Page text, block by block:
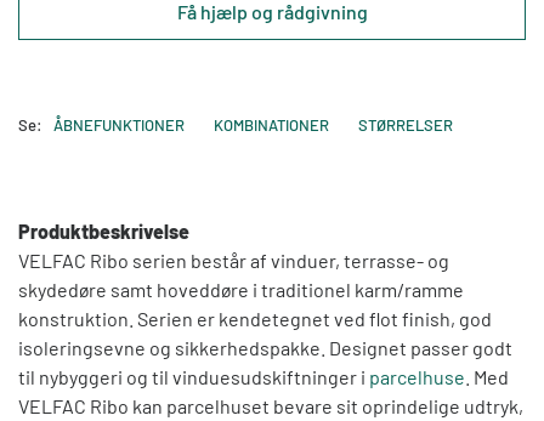
Få hjælp og rådgivning
Se: ÅBNEFUNKTIONER KOMBINATIONER STØRRELSER
Produktbeskrivelse
VELFAC Ribo serien består af vinduer, terrasse- og
skydedøre samt hoveddøre i traditionel karm/ramme
konstruktion. Serien er kendetegnet ved flot finish, god
isoleringsevne og sikkerhedspakke. Designet passer godt
til nybyggeri og til vinduesudskiftninger i parcelhuse . Med
VELFAC Ribo kan parcelhuset bevare sit oprindelige udtryk,